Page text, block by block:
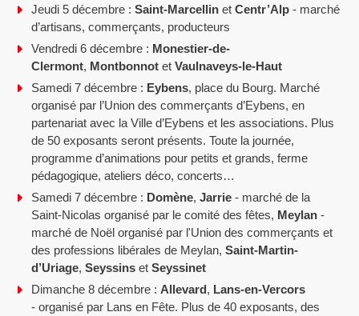
Jeudi 5 décembre :Saint-MarcellinetCentr’Alp - marché
d’artisans, commerçants, producteurs
Vendredi 6 décembre : Monestier-de-
Clermont, Montbonnotet Vaulnaveys-le-Haut
Samedi 7 décembre : Eybens, place du Bourg. Marché
organisé par l’Union des commerçants d’Eybens, en
partenariat avec la Ville d’Eybens et les associations. Plus
de 50 exposants seront présents. Toute la journée,
programme d’animations pour petits et grands, ferme
pédagogique, ateliers déco, concerts…
Samedi 7 décembre : Domène,Jarrie- marché de la
Saint-Nicolas organisé par le comité des fêtes, Meylan-
marché de Noël organisé par l'Union des commerçants et
des professions libérales de Meylan,Saint-Martin-
d’Uriage,Seyssins etSeyssinet
Dimanche 8 décembre : Allevard, Lans-en-Vercors
- organisé par Lans en Fête. Plus de 40 exposants, des